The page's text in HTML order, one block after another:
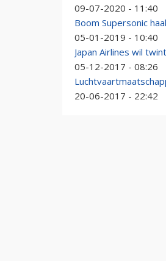
09-07-2020 - 11:40
Boom Supersonic
05-01-2019 - 10:40
Japan Airlines wil
05-12-2017 - 08:26
20-06-2017 - 22:42